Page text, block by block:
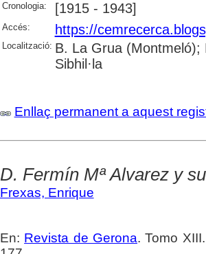
Cronologia: [1915 - 1943]
Accés: https://
Localització: B. La Grua (Montmeló);
Sibhil·la
Enllaç permanent a aquest
D. Fermín Mª Alvarez y
Frexas, Enrique
En: Revista de Gerona. Tomo